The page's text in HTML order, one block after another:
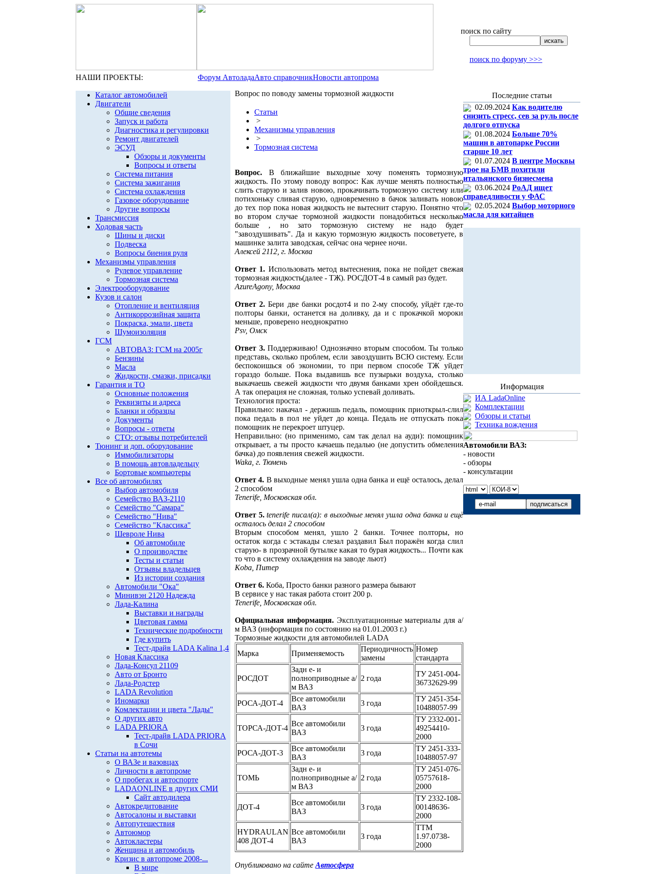
поиск по сайту
поиск по форуму >>>
НАШИ ПРОЕКТЫ: Форум АвтоладаАвто справочникНовости автопрома
Каталог автомобилей
Двигатели
Общие сведения
Запуск и работа
Диагностика и регулировки
Ремонт двигателей
ЭСУД
Обзоры и документы
Вопросы и ответы
Система питания
Система зажигания
Система охлаждения
Газовое оборудование
Другие вопросы
Трансмиссия
Ходовая часть
Шины и диски
Подвеска
Вопросы биения руля
Механизмы управления
Рулевое управление
Тормозная система
Электрооборудование
Кузов и салон
Отопление и вентиляция
Антикоррозийная защита
Покраска, эмали, цвета
Шумоизоляция
ГСМ
АВТОВАЗ: ГСМ на 2005г
Бензины
Масла
Жидкости, смазки, присадки
Гарантия и ТО
Основные положения
Реквизиты и адреса
Бланки и образцы
Документы
Вопросы - ответы
СТО: отзывы потребителей
Тюнинг и доп. оборудование
Иммобилизаторы
В помощь автовладельцу
Бортовые компьютеры
Все об автомобилях
Выбор автомобиля
Семейство ВАЗ-2110
Семейство "Самара"
Семейство "Нива"
Семейство "Классика"
Шевроле Нива
Об автомобиле
О производстве
Тесты и статьи
Отзывы владельцев
Из истории создания
Автомобили "Ока"
Минивэн 2120 Надежда
Лада-Калина
Выставки и награды
Цветовая гамма
Технические подробности
Где купить
Тест-драйв LADA Kalina 1,4
Новая Классика
Лада-Консул 21109
Авто от Бронто
Лада-Родстер
LADA Revolution
Иномарки
Комлектации и цвета "Лады"
О других авто
LADA PRIORA
Тест-драйв LADA PRIORA
в Сочи
Статьи на автотемы
О ВАЗе и вазовцах
Личности в автопроме
О пробегах и автоспорте
LADAONLINE в других СМИ
Сайт автодилера
Автокредитование
Автосалоны и выставки
Автопутешествия
Автоюмор
Автокластеры
Женщина и автомобиль
Кризис в автопроме 2008-...
В мире
Вопрос по поводу замены тормозной жидкости
Статьи
>
Механизмы управления
>
Тормозная система
Вопрос. В ближайшие выходные хочу поменять тормозную
жидкость. По этому поводу вопрос: Как лучше менять полностью
слить старую и залив новою, прокачивать тормозную систему или
потихоньку сливая старую, одновременно в бачок заливать новою
до тех пор пока новая жидкость не вытеснит старую. Понятно что
во втором случае тормозной жидкости понадобиться несколько
больше , но зато тормозную систему не надо будет
"завоздушивать". Да и какую тормозную жидкость посоветуете, в
машинке залита заводская, сейчас она чернее ночи.
Алексей 2112, г. Москва
Ответ 1. Использовать метод вытеснения, пока не пойдет свежая
тормозная жидкость(далее - ТЖ). РОСДОТ-4 в самый раз будет.
AzureAgony, Москва
Ответ 2. Бери две банки росдот4 и по 2-му способу, уйдёт где-то
полторы банки, останется на доливку, да и с прокачкой мороки
меньше, проверено неоднократно
Psv, Омск
Ответ 3.Поддерживаю! Однозначно вторым способом. Ты только
представь, сколько проблем, если завоздушить ВСЮ систему. Если
беспокоишься об экономии, то при первом способе ТЖ уйдет
гораздо больше. Пока выдавишь все пузырьки воздуха, столько
выкачаешь свежей жидкости что двумя банками хрен обойдешься.
А так операция не сложная, только успевай доливать.
Технология проста:
Правильно: накачал - держишь педаль, помощник приоткрыл-слил
пока педаль в пол не уйдет до конца. Педаль не отпускать пока
помощник не перекроет штуцер.
Неправильно: (но применимо, сам так делал на ауди): помощник
открывает, а ты просто качаешь педалью (не допустить обмеления
бачка) до появления свежей жидкости.
Waka, г. Тюмень
Ответ 4. В выходные менял ушла одна банка и ещё осталось, делал
2 способом
Tenerife, Московская обл.
Ответ 5. tenerife писал(а): в выходные менял ушла одна банка и ещё
осталось делал 2 способом
Вторым способом менял, ушло 2 банки. Точнее полторы, но
остаток когда с эстакады слезал раздавил Был поражён когда слил
старую- в прозрачной бутылке какая то бурая жидкость... Почти как
то что в систему охлаждения на заводе льют)
Koba, Питер
Ответ 6. Коба, Просто банки разного размера бывают
В сервисе у нас такая работа стоит 200 р.
Tenerife, Московская обл.
Официальная информация. Эксплуатационные материалы для а/
м ВАЗ (информация по состоянию на 01.01.2003 г.)
Тормозные жидкости для автомобилей LADA
Марка
Применяемость
Периодичность
замены
Номер
стандарта
РОСДОТ
Задн е- и
полноприводные а/
м ВАЗ
2 года
ТУ 2451-004-
36732629-99
РОСА-ДОТ-4
Все автомобили
ВАЗ
3 года
ТУ 2451-354-
10488057-99
ТОРСА-ДОТ-4
Все автомобили
ВАЗ
3 года
ТУ 2332-001-
49254410-
2000
РОСА-ДОТ-3
Все автомобили
ВАЗ
3 года
ТУ 2451-333-
10488057-97
ТОМЬ
Задн е- и
полноприводные а/
м ВАЗ
2 года
ТУ 2451-076-
05757618-
2000
ДОТ-4
Все автомобили
ВАЗ
3 года
ТУ 2332-108-
00148636-
2000
HYDRAULAN
408 ДОТ-4
Все автомобили
ВАЗ
3 года
ТТМ
1.97.0738-
2000
Опубликовано на сайте Автосфера
Последние статьи
02.09.2024 Как водителю
снизить стресс, сев за руль после
долгого отпуска
01.08.2024 Больше 70%
машин в автопарке России
старше 10 лет
01.07.2024 В центре Москвы
трое на БМВ похитили
итальянского бизнесмена
03.06.2024 РоАД ищет
справедливости у ФАС
02.05.2024 Выбор моторного
масла для китайцев
Информация
ИА LadaOnline
Комплектации
Обзоры и статьи
Техника вождения
Автомобили ВАЗ:
- новости
- обзоры
- консультации